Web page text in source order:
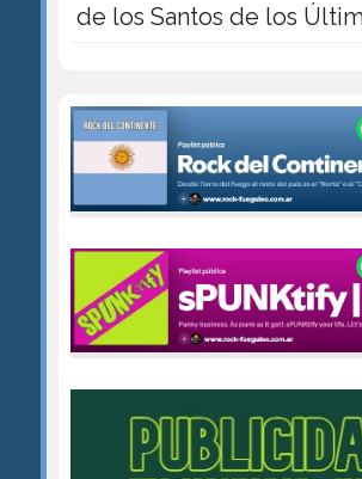
de los Santos de los